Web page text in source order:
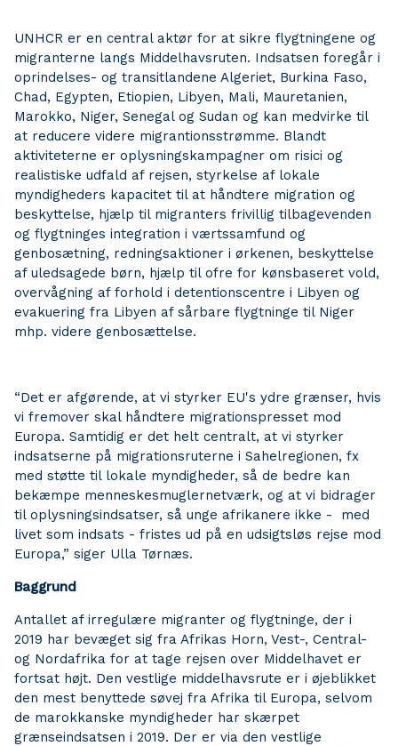
UNHCR er en central aktør for at sikre flygtningene og
migranterne langs Middelhavsruten. Indsatsen foregår i
oprindelses- og transitlandene Algeriet, Burkina Faso,
Chad, Egypten, Etiopien, Libyen, Mali, Mauretanien,
Marokko, Niger, Senegal og Sudan og kan medvirke til
at reducere videre migrantionsstrømme. Blandt
aktiviteterne er oplysningskampagner om risici og
realistiske udfald af rejsen, styrkelse af lokale
myndigheders kapacitet til at håndtere migration og
beskyttelse, hjælp til migranters frivillig tilbagevenden
og flygtninges integration i værtssamfund og
genbosætning, redningsaktioner i ørkenen, beskyttelse
af uledsagede børn, hjælp til ofre for kønsbaseret vold,
overvågning af forhold i detentionscentre i Libyen og
evakuering fra Libyen af sårbare flygtninge til Niger
mhp. videre genbosættelse.
“Det er afgørende, at vi styrker EU's ydre grænser, hvis
vi fremover skal håndtere migrationspresset mod
Europa. Samtidig er det helt centralt, at vi styrker
indsatserne på migrationsruterne i Sahelregionen, fx
med støtte til lokale myndigheder, så de bedre kan
bekæmpe menneskesmuglernetværk, og at vi bidrager
til oplysningsindsatser, så unge afrikanere ikke - med
livet som indsats - fristes ud på en udsigtsløs rejse mod
Europa,” siger Ulla Tørnæs.
Baggrund
Antallet af irregulære migranter og flygtninge, der i
2019 har bevæget sig fra Afrikas Horn, Vest-, Central-
og Nordafrika for at tage rejsen over Middelhavet er
fortsat højt. Den vestlige middelhavsrute er i øjeblikket
den mest benyttede søvej fra Afrika til Europa, selvom
de marokkanske myndigheder har skærpet
grænseindsatsen i 2019. Der er via den vestlige